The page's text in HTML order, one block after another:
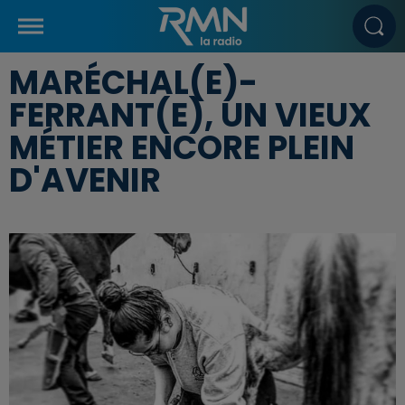
MARÉCHAL(E)-
FERRANT(E), UN VIEUX
MÉTIER ENCORE PLEIN
D'AVENIR